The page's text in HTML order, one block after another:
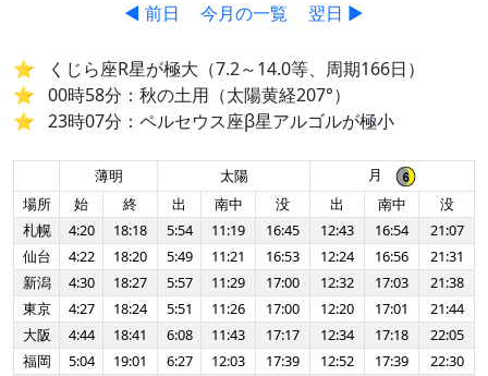
◀ 前日 今月の一覧 翌日 ▶
くじら座R星が極大（7.2～14.0等、周期166日）
00時58分：秋の土用（太陽黄経207°）
23時07分：ペルセウス座β星アルゴルが極小
薄明 太陽
月
場所
始 終 出 南中 没 出 南中
没
札幌
4:20 18:18 5:54 11:19 16:45 12:43 16:54
21:07
仙台
4:22 18:20 5:49 11:21 16:53 12:24 16:56
21:31
新潟
4:30 18:27 5:57 11:29 17:00 12:32 17:03
21:38
東京
4:27 18:24 5:51 11:26 17:00 12:20 17:01
21:44
大阪
4:44 18:41 6:08 11:43 17:17 12:34 17:18
22:05
福岡
5:04 19:01 6:27 12:03 17:39 12:52 17:39
22:30